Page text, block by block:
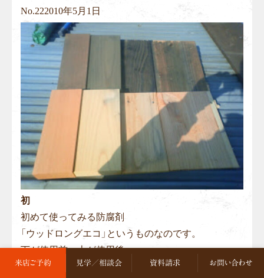
No.222010年5月1日
初
初めて使ってみる防腐剤
「ウッドロングエコ」というものなのです。
下が使用前、上が使用後
自然素材を利用して、塗りなおしが必要無く
来店ご予約 見学／相談会 資料請求 お問い合わせ